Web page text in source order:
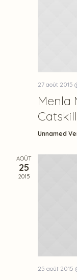
27 août 2015
Menla
Unnamed
AOÛT
25
2015
25 août 2015